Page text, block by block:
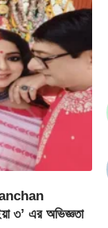
৩’ এর অভিজ্ঞতা